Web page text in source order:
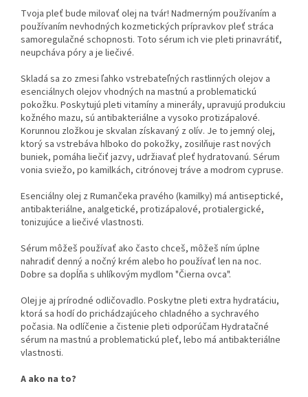
Tvoja pleť bude milovať olej na tvár! Nadmerným používaním a
používaním nevhodných kozmetických prípravkov pleť stráca
samoregulačné schopnosti. Toto sérum ich vie pleti prinavrátiť,
neupcháva póry a je liečivé.
Skladá sa zo zmesi ľahko vstrebateľných rastlinných olejov a
esenciálnych olejov vhodných na mastnú a problematickú
pokožku. Poskytujú pleti vitamíny a minerály, upravujú produkciu
kožného mazu, sú antibakteriálne a vysoko protizápalové.
Korunnou zložkou je skvalan získavaný z olív. Je to jemný olej,
ktorý sa vstrebáva hlboko do pokožky, zosilňuje rast nových
buniek, pomáha liečiť jazvy, udržiavať pleť hydratovanú. Sérum
vonia sviežo, po kamilkách, citrónovej tráve a modrom cypruse.
Esenciálny olej z Rumančeka pravého (kamilky) má antiseptické,
antibakteriálne, analgetické, protizápalové, protialergické,
tonizujúce a liečivé vlastnosti.
Sérum môžeš používať ako často chceš, môžeš ním úplne
nahradiť denný a nočný krém alebo ho používať len na noc.
Dobre sa dopĺňa s uhlíkovým mydlom "Čierna ovca".
Olej je aj prírodné odličovadlo. Poskytne pleti extra hydratáciu,
ktorá sa hodí do prichádzajúceho chladného a sychravého
počasia. Na odlíčenie a čistenie pleti odporúčam Hydratačné
sérum na mastnú a problematickú pleť, lebo má antibakteriálne
vlastnosti.
A ako na to?